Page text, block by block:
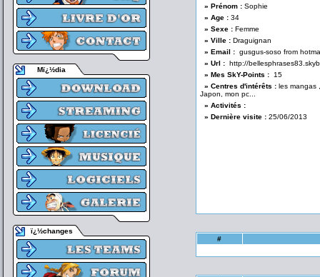
Mï¿½dia
ï¿½changes
» Prénom : Sophie
» Age : 34
» Sexe : Femme
» Ville : Draguignan
» Email : gusgus-soso from
» Url : http://
» Mes SkY-Points :
15
» Centres d'intérêts : les mangas
Japon, mon pc...
» Activités :
» Dernière visite : 25/06/2013
#